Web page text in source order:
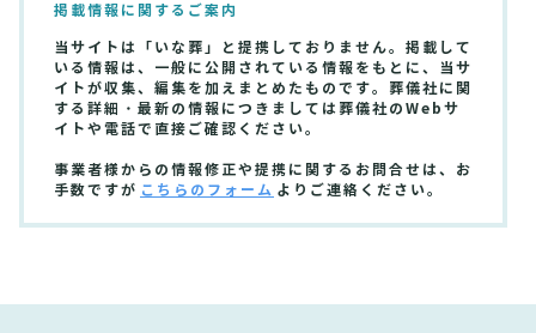
掲載情報に関するご案内
当サイトは「いな葬」と提携しておりません。掲載して
いる情報は、一般に公開されている情報をもとに、当サ
イトが収集、編集を加えまとめたものです。葬儀社に関
する詳細・最新の情報につきましては葬儀社のWebサ
イトや電話で直接ご確認ください。
事業者様からの情報修正や提携に関するお問合せは、お
手数ですが こちらのフォーム よりご連絡ください。